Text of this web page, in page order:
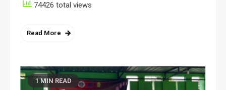
74426 total views
Read More
1 MIN READ